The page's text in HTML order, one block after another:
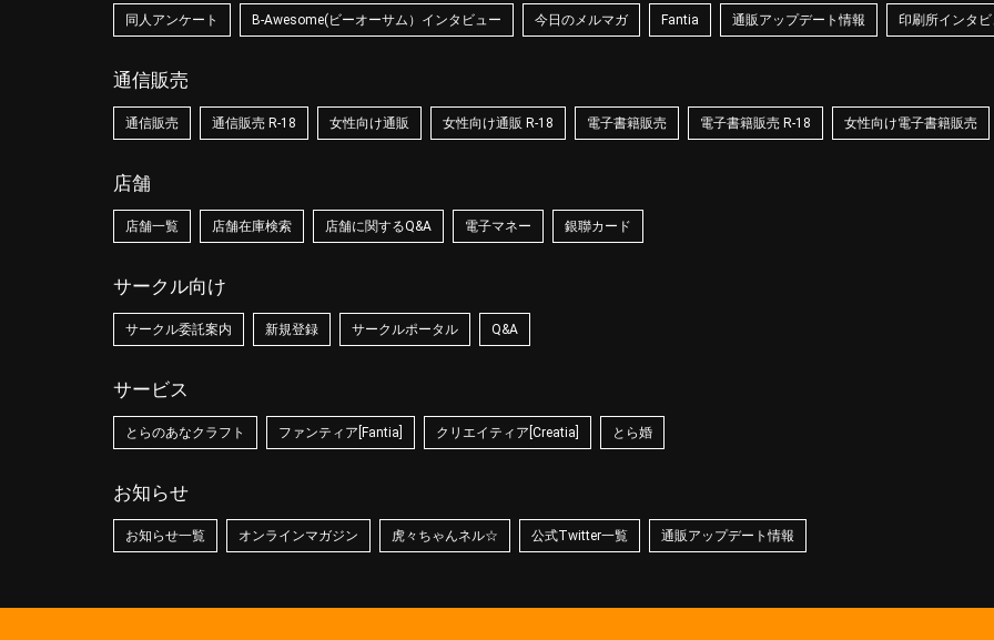
同人アンケート B-Awesome(ビーオーサム）インタビュー 今日のメルマガ Fantia 通販アップデート情報 印刷所インタ
通信販売
通信販売 通信販売 R-18 女性向け通販 女性向け通販 R-18 電子書籍販売 電子書籍販売 R-18 女性向け電子書籍販売
店舗
店舗一覧 店舗在庫検索 店舗に関するQ&A 電子マネー 銀聯カード
サークル向け
サークル委託案内 新規登録 サークルポータル Q&A
サービス
とらのあなクラフト ファンティア[Fantia] クリエイティア[Creatia] とら婚
お知らせ
お知らせ一覧 オンラインマガジン 虎々ちゃんネル☆ 公式Twitter一覧 通販アップデート情報